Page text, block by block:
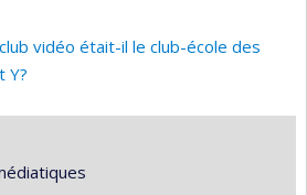
vidéo était-il le club-école des
Y?